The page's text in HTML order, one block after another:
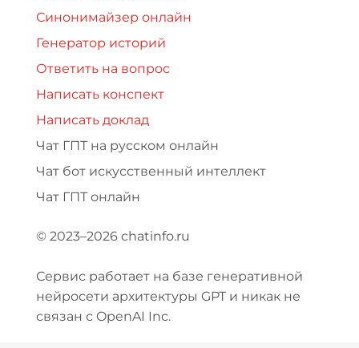
Синонимайзер онлайн
Генератор историй
Ответить на вопрос
Написать конспект
Написать доклад
Чат ГПТ на русском онлайн
Чат бот искусственный интеллект
Чат ГПТ онлайн
© 2023–2026 chatinfo.ru
Сервис работает на базе генеративной
нейросети архитектуры GPT и никак не
связан с OpenAI Inc.